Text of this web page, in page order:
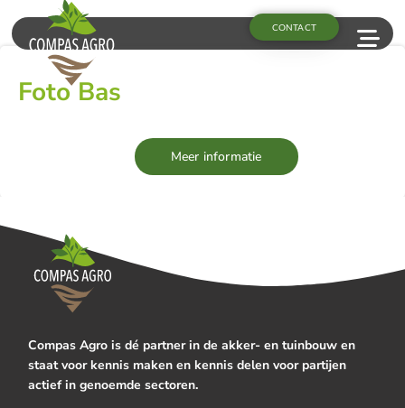
CONTACT
Foto Bas
Meer informatie
Compas Agro is dé partner in de akker- en tuinbouw en
staat voor kennis maken en kennis delen voor partijen
actief in genoemde sectoren.